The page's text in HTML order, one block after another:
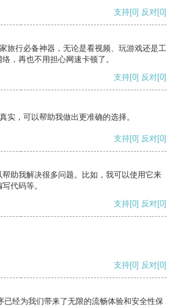
支持[0] 反对[0]
旅行必备神器，无论是看视频、玩游戏还是工
，再也不用担心网速卡顿了。
支持[0] 反对[0]
实，可以帮助我做出更准确的选择。
支持[0] 反对[0]
助我解决很多问题。比如，我可以使用它来
代码等。
支持[0] 反对[0]
支持[0] 反对[0]
已经为我们带来了无限的流畅体验和安全性保